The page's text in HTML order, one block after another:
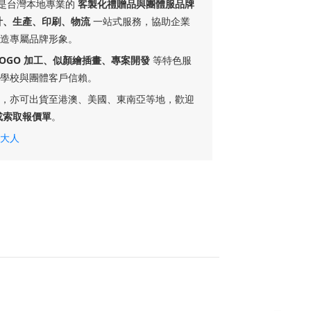
台灣本地專業的 客製化禮贈品與團體服品牌
、生產、印刷、物流一站式服務，協助企業
專屬品牌形象。
加工、似顏繪插畫、專案開發 等特色服
校與團體客戶信賴。
亦可出貨至港澳、美國、東南亞等地，歡迎
取報價單。
人